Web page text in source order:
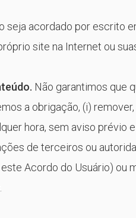
seja acordado por escrito
site na Internet ou
Não garantimos que
a obrigação, (i)
hora, sem aviso prévio
de terceiros ou
Acordo do Usuário) ou